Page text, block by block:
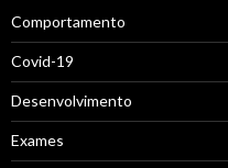
Comportamento
Covid-19
Desenvolvimento
Exames